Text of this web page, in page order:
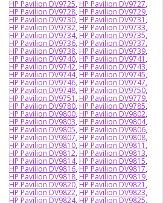
HP Pavilion DV9725, HP Pavilion DV9727,
HP Pavilion DV9728, HP Pavilion DV9729,
HP Pavilion DV9730, HP Pavilion DV9731 ,
HP Pavilion DV9732, HP Pavilion DV9733,
HP Pavilion DV9734, HP Pavilion DV9735,
HP Pavilion DV9736, HP Pavilion DV9737,
HP Pavilion DV9738, HP Pavilion DV9739,
HP Pavilion DV9740, HP Pavilion DV9741 ,
HP Pavilion DV9742, HP Pavilion DV9743,
HP Pavilion DV9744, HP Pavilion DV9745,
HP Pavilion DV9746, HP Pavilion DV9747,
HP Pavilion DV9748, HP Pavilion DV9750,
HP Pavilion DV9751 , HP Pavilion DV9779,
HP Pavilion DV9780, HP Pavilion DV9785,
HP Pavilion DV9800, HP Pavilion DV9802,
HP Pavilion DV9803, HP Pavilion DV9804,
HP Pavilion DV9805, HP Pavilion DV9806,
HP Pavilion DV9807, HP Pavilion DV9808,
HP Pavilion DV9810, HP Pavilion DV9811 ,
HP Pavilion DV9812, HP Pavilion DV9813,
HP Pavilion DV9814, HP Pavilion DV9815,
HP Pavilion DV9816, HP Pavilion DV9817,
HP Pavilion DV9818, HP Pavilion DV9819,
HP Pavilion DV9820, HP Pavilion DV9821 ,
HP Pavilion DV9822, HP Pavilion DV9823,
HP Pavilion DV9824, HP Pavilion DV9825,